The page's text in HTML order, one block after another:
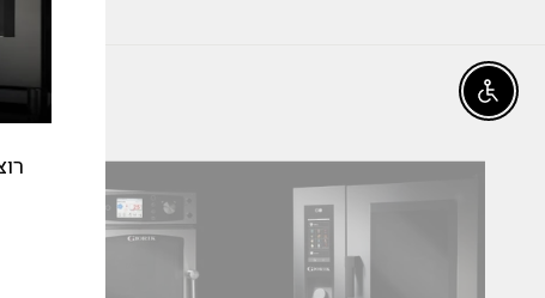
Enable accessibility